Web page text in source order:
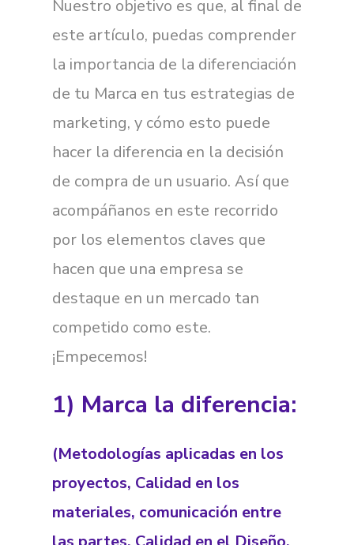
Nuestro objetivo es que, al final de
este artículo, puedas comprender
la importancia de la diferenciación
de tu Marca en tus estrategias de
marketing, y cómo esto puede
hacer la diferencia en la decisión
de compra de un usuario. Así que
acompáñanos en este recorrido
por los elementos claves que
hacen que una empresa se
destaque en un mercado tan
competido como este.
¡Empecemos!
1) Marca la diferencia:
(Metodologías aplicadas en los
proyectos, Calidad en los
materiales, comunicación entre